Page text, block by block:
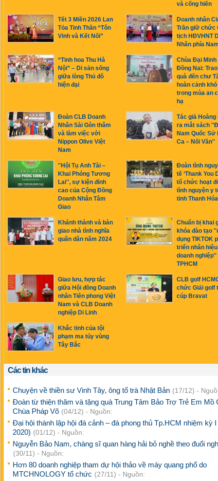
và cống hiến
Tết 3 Miền 2026 Lan
Tỏa Tinh Thần “Tôn
Vinh và Kết Nối”
Doanh nhân
Trần giữ chức
tịch HĐVHNT
Nhân phía
“Tinh hoa Thu Hà
Nội” – Di sản sống
giữa lòng Thủ đô
hiện đại
Chùa Đại Minh
Đồng Nai:
quà đến chư
hoàn cảnh
trong mùa an
hạ
Đoàn CLB Doanh
Nhân Sài Gòn thăm
và làm việc với
Nippon Olive Việt
Nam
Tác giả Hoàng
ra mắt sách
Nam Quốc Sử
Ca – Nối Vần''
''Hội Tụ Anh Tài –
Khai Phóng Tương
Lai'', sự kiện đỉnh
cao của Cộng Đồng
Doanh Nhân Tâm
Giao
Đoàn tình
tế ‘Thank You
tổ chức hoạt
tình nguyện y
tỉnh Thanh Hóa
Khánh thành và bàn
giao nhà tình nghĩa
quân dân năm 2024
Chuẩn bị khai
khóa đào tạo
dụng TIKTOK
triển nhân
doanh nghiệp''
TPHCM
Giao lưu, hợp tác
giữa Hội đồng Doanh
nhân Tiên phong Việt
Nam và CLB Doanh
nghiệp Di Linh
CLB golf
chức Giải golf
cúp Bravat
Khắc tinh của tội
phạm ma túy vùng
Tây Bắc
Các tin khác
Chuyện về thiền sư Vinh Tây, ông tổ trà Nhật Bản (17/12) -
Đoàn từ thiện thăm và tặng quà Trung Tâm Bảo Trợ Trẻ Em Mồ
Chùa Pháp Võ (04/12) - Nguồn:
Đại hội thành lập hội đá cảnh – đá phong thủ Tp.HCM nhiệm kỳ
2020) (01/12) - Nguồn:
Nguyễn Bảo Nam, chàng sĩ quan hàng hải bỏ nghề theo đuổi
(30/11) - Nguồn:
Hơn 80 doanh nghiệp tham dự hội thảo về máy quang phổ do
MTCHNOLOGY tổ chức (27/11) - Nguồn: